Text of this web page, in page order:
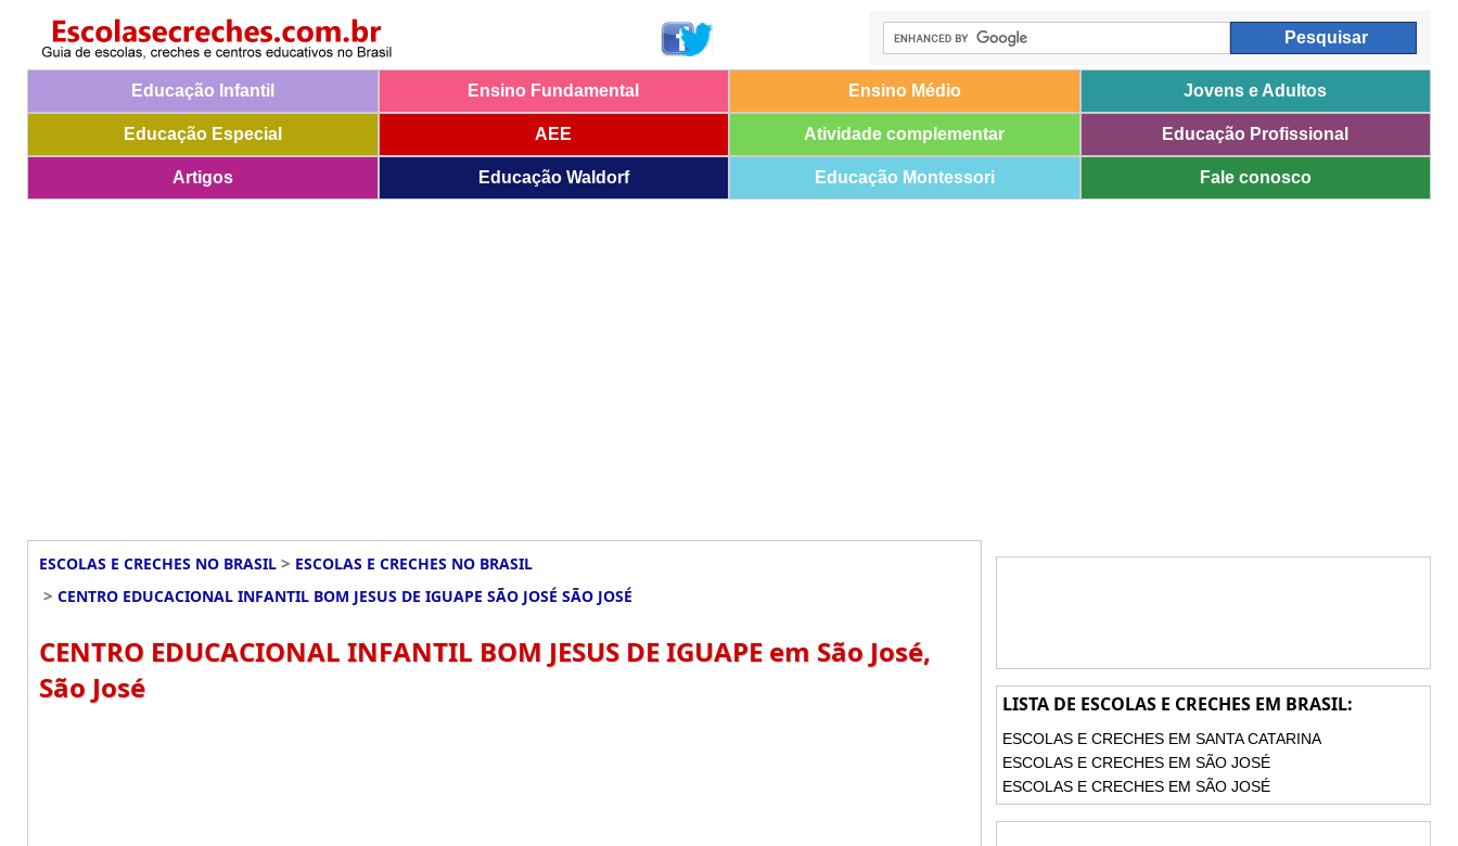
Educação Infantil Ensino Fundamental Ensino Médio Jovens e Adultos
Educação Especial AEE Atividade complementar Educação Profissional
Artigos Educação Waldorf Educação Montessori Fale conosco
ESCOLAS E CRECHES NO BRASIL > ESCOLAS E CRECHES NO BRASIL
> CENTRO EDUCACIONAL INFANTIL BOM JESUS DE IGUAPE SÃO JOSÉ SÃO JOSÉ
CENTRO EDUCACIONAL INFANTIL BOM JESUS DE IGUAPE em São José,
São José
LISTA DE ESCOLAS E CRECHES EM BRASIL:
ESCOLAS E CRECHES EM SANTA CATARINA
ESCOLAS E CRECHES EM SÃO JOSÉ
ESCOLAS E CRECHES EM SÃO JOSÉ